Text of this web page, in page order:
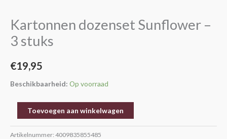
Kartonnen dozenset Sunflower –
3 stuks
€19,95
Beschikbaarheid: Op voorraad
stuks
aantal
Toevoegen aan winkelwagen
Artikelnummer: 4009835855485